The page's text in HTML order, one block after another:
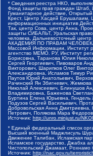
* Сведения реестра НКО,
Фонд защиты прав граждан Штаб,
Гуманитарное действие,
Крест, Центр Хасдей Ерушалаим,
информационных инициатив
Так, центр Сова, центр Анна,
защиты СИБАЛЬТ, Уральская
человека, Дальневосточный
АКАДЕМИЯ ПО ПРАВАМ ЧЕЛОВЕКА,
Массовой Информации, Институт
агентство МЕМО. РУ, Институт
Борисовна, Таранова Юлия
Сергей Георгиевич, Пивоваров
Викторович, Шарипков Олег
Александровна, Исламов Тимур
Паутов Юрий Анатольевич,
Рачинский Ян Збигневич,
Николай Алексеевич, Блинушов
Владимировна, Баженова
Буртина Елена Юрьевна, Гендель
Подузов Сергей Васильевич,
Добровольская Анна
Петрович, Полякова Мара
Источник: http://unro.minjust.ru/
* Единый федеральный список
Высший военный Маджлисуль
Движение Талибан, Исламская
Исламское государство, Джабха
Чистопольский Джамаат,
Источник: http://nac.gov.ru/